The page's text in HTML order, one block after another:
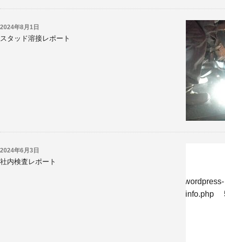
2024年8月1日
スタッド溶接レポート
2024年6月3日
社内検査レポート
jp/r/e/gmoserver/8/6/sd0819286/kyoritsukogyo.jp/wordpress-
wp-content/themes/krk/single-reportinfo.php